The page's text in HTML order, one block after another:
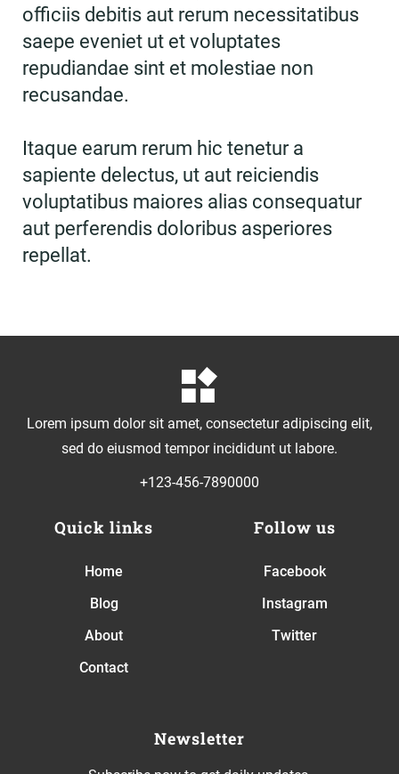
officiis debitis aut rerum necessitatibus
saepe eveniet ut et voluptates
repudiandae sint et molestiae non
recusandae.
Itaque earum rerum hic tenetur a
sapiente delectus, ut aut reiciendis
voluptatibus maiores alias consequatur
aut perferendis doloribus asperiores
repellat.
Lorem ipsum dolor sit amet, consectetur adipiscing elit,
sed do eiusmod tempor incididunt ut labore.
+123-456-7890000
Quick links
Home
Blog
About
Contact
Follow us
Facebook
Instagram
Twitter
Newsletter